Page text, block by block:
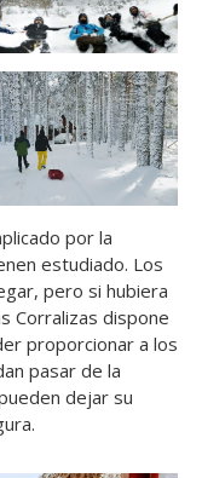
por la
estudiado. Los
pero si hubiera
Corralizas dispone
proporcionar a los
pasar de la
dejar su